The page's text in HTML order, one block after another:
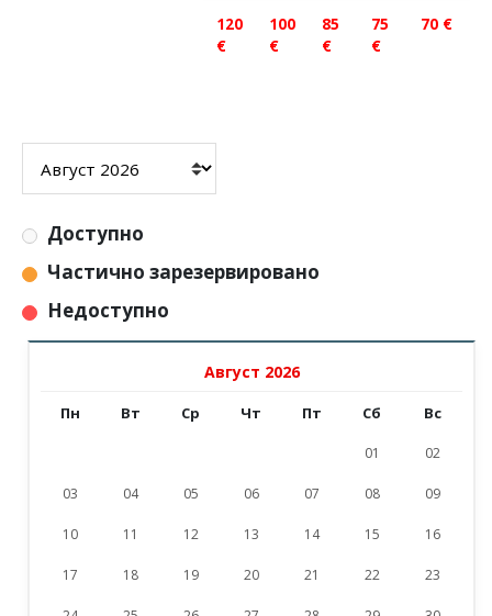
120
€
100
€
85
€
75
€
70 €
Доступно
Частично зарезервировано
Недоступно
Август 2026
Пн Вт Ср Чт Пт Сб Вс
01 02
03 04 05 06 07 08 09
10 11 12 13 14 15 16
17 18 19 20 21 22 23